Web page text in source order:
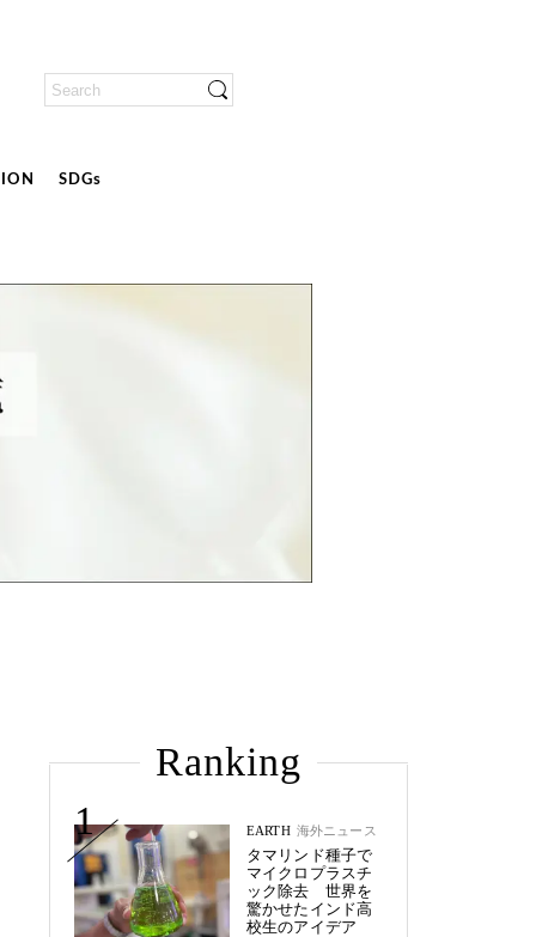
SDGs
Ranking
1
EARTH 海外ニュース
タマリンド種子で
マイクロプラスチ
ック除去 世界を
驚かせたインド高
校生のアイデア